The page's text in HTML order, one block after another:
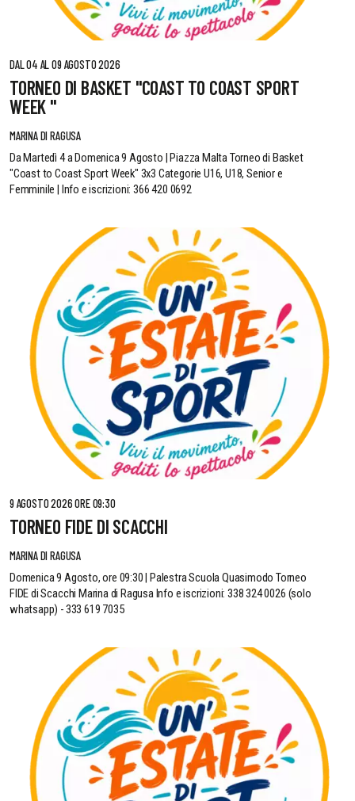
DAL 04 AL 09 AGOSTO 2026
TORNEO DI BASKET "COAST TO COAST SPORT
WEEK "
MARINA DI RAGUSA
Da Martedì 4 a Domenica 9 Agosto | Piazza Malta Torneo di Basket
"Coast to Coast Sport Week" 3x3 Categorie U16, U18, Senior e
Femminile | Info e iscrizioni: 366 420 0692
9 AGOSTO 2026 ORE 09:30
TORNEO FIDE DI SCACCHI
MARINA DI RAGUSA
Domenica 9 Agosto, ore 09:30 | Palestra Scuola Quasimodo Torneo
FIDE di Scacchi Marina di Ragusa Info e iscrizioni: 338 324 0026 (solo
whatsapp) - 333 619 7035